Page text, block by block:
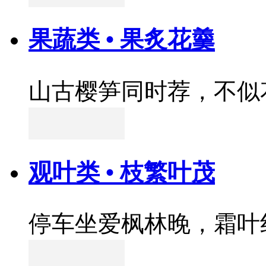
果蔬类 • 果炙花羹
山古樱笋同时荐，不
观叶类 • 枝繁叶茂
停车坐爱枫林晚，霜